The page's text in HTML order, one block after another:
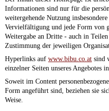
Informationen sind nur für die
weitergehende Nutzung
Vervielfältigung und jede Form von
Weitergabe an Dritte - auch in
Zustimmung der jeweiligen
Hyperlinks auf www.bibu.co.at sind
einzelner Seiten unseres Angebotes
Soweit im Content
Form angeführt sind, beziehen sie
Weise.